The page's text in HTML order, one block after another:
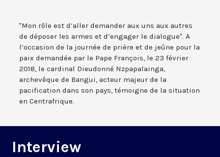
"Mon rôle est d’aller demander aux uns aux autres
de déposer les armes et d’engager le dialogue". A
l’occasion de la journée de prière et de jeûne pour la
paix demandée par le Pape François, le 23 février
2018, le cardinal Dieudonné Nzpapalainga,
archevêque de Bangui, acteur majeur de la
pacification dans son pays, témoigne de la situation
en Centrafrique.
Interview